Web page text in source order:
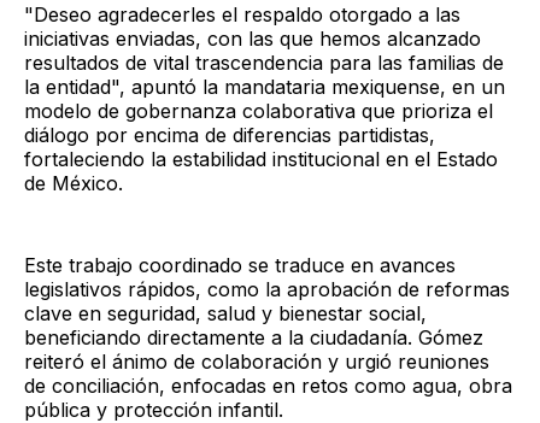
"Deseo agradecerles el respaldo otorgado a las
iniciativas enviadas, con las que hemos alcanzado
resultados de vital trascendencia para las familias de
la entidad", apuntó la mandataria mexiquense, en un
modelo de gobernanza colaborativa que prioriza el
diálogo por encima de diferencias partidistas,
fortaleciendo la estabilidad institucional en el Estado
de México.
Este trabajo coordinado se traduce en avances
legislativos rápidos, como la aprobación de reformas
clave en seguridad, salud y bienestar social,
beneficiando directamente a la ciudadanía. Gómez
reiteró el ánimo de colaboración y urgió reuniones
de conciliación, enfocadas en retos como agua, obra
pública y protección infantil.